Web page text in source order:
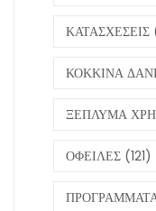
ΚΑΤΑΣΧΕΣΕΙΣ
ΚΟΚΚΙΝΑ
ΞΕΠΛΥΜΑ
ΟΦΕΙΛΕΣ (121)